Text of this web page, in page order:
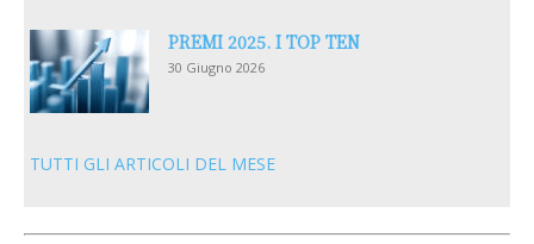
PREMI 2025. I TOP TEN
30 Giugno 2026
TUTTI GLI ARTICOLI DEL MESE